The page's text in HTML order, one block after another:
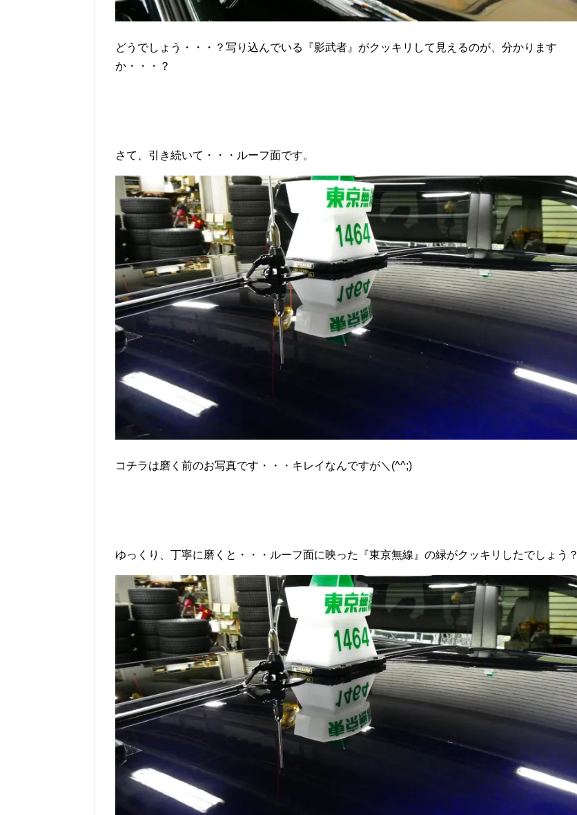
どうでしょう・・・？写り込んでいる『影武者』がクッキリして見えるのが、分かります
か・・・？
さて、引き続いて・・・ルーフ面です。
コチラは磨く前のお写真です・・・キレイなんですが＼(^^;)
ゆっくり、丁寧に磨くと・・・ルーフ面に映った『東京無線』の緑がクッキリしたでしょう？